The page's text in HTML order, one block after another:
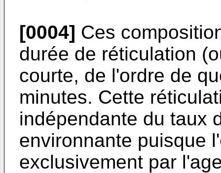
[0004] Ces
durée de réticulation
courte, de l'ordre de
minutes. Cette
indépendante du taux
environnante puisque
exclusivement par